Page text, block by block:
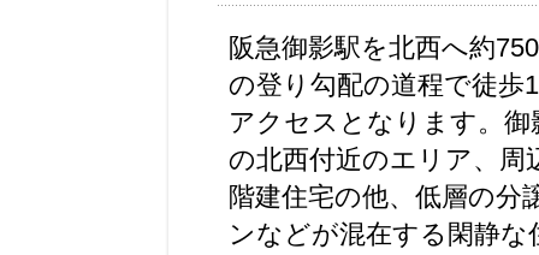
阪急御影駅を北西へ約
の登り勾配の道程で徒歩
アクセスとなります。御
の北西付近のエリア、周
階建住宅の他、低層の分
ンなどが混在する閑静な